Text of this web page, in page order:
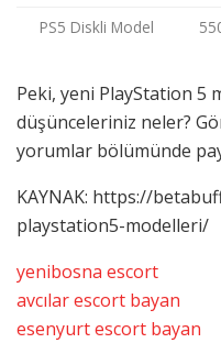
PS5 Diskli Model
Peki, yeni PlayStation 5
düşünceleriniz neler?
yorumlar bölümünde
KAYNAK: https://
playstation5-modelleri/
yenibosna escort
avcılar escort bayan
esenyurt escort bayan